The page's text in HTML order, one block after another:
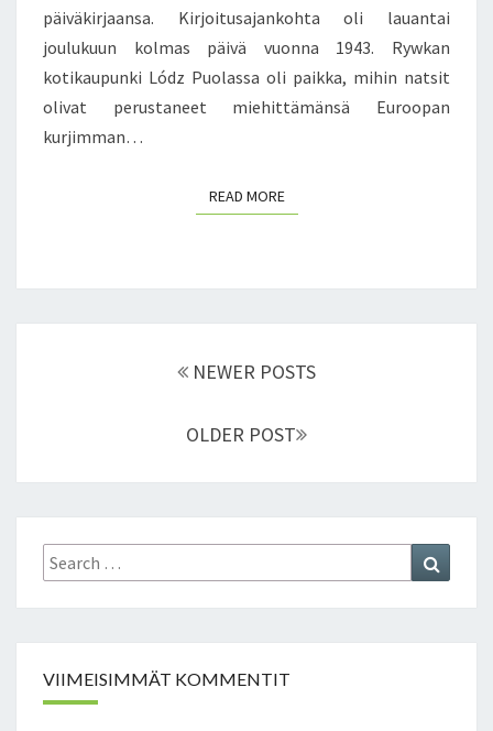
I
K
O
A
I
L
O
K
I
T
A
G
L
päiväkirjaansa. Kirjoitusajankohta oli lauantai
joulukuun kolmas päivä vuonna 1943. Rywkan
kotikaupunki Lódz Puolassa oli paikka, mihin natsit
olivat perustaneet miehittämänsä Euroopan
kurjimman…
READ MOREREAD MORE
NEWER POSTS
OLDER POST
Search
for:
VIIMEISIMMÄT KOMMENTIT